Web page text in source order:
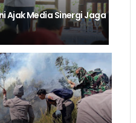
Ajak Media Sinergi Jaga